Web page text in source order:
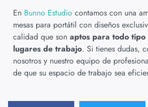
En Bunno Estudio contamos con una
mesas para portátil con diseños
calidad que son aptos para todo
lugares de trabajo. Si tienes dudas,
nosotros y nuestro equipo de
de que su espacio de trabajo sea